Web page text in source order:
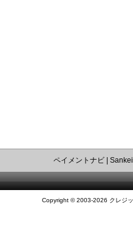
ペイメントナビ|
Copyright © 2003-2026 クレジ